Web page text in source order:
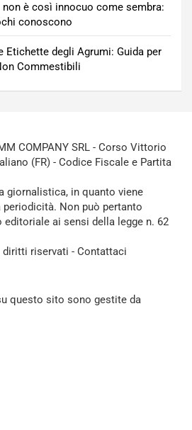
non è così innocuo come sembra:
conoscono
Etichette degli Agrumi: Guida per
Commestibili
COMPANY SRL - Corso Vittorio
(FR) - Codice Fiscale e Partita
giornalistica, in quanto viene
Non può pertanto
ai sensi della legge n. 62
diritti riservati - Contattaci
questo sito sono gestite da